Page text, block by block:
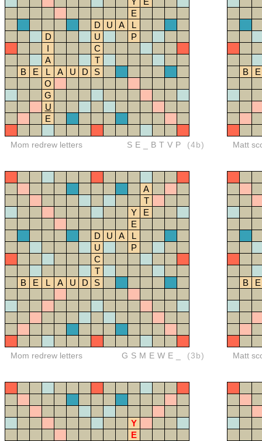
E
D
U A
L
D
U
P
I
C
A
T
B
E L A U D
S
O
G
U
E
Mom redrew letters SE_BTVP (4b)
B E
Matt
A
T
Y
E
E
D
U A
L
U
P
C
T
B
E L A U D S
Mom redrew letters GSMEWE_ (3b)
B E
Matt
Y
E